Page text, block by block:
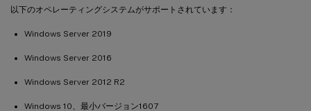
以下のオペレーティングシステムがサポートされています：
Windows Server 2019
Windows Server 2016
Windows Server 2012 R2
Windows 10、最小バージョン1607